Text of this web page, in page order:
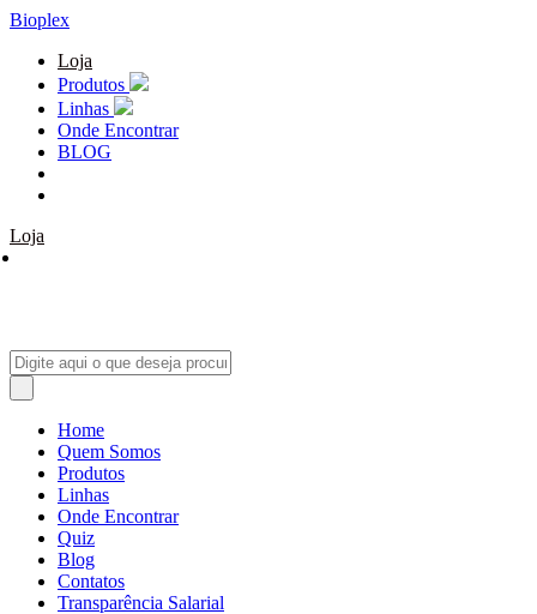
Bioplex
Loja
Produtos
Linhas
Onde Encontrar
BLOG
Loja
Home
Quem Somos
Produtos
Linhas
Onde Encontrar
Quiz
Blog
Contatos
Transparência Salarial